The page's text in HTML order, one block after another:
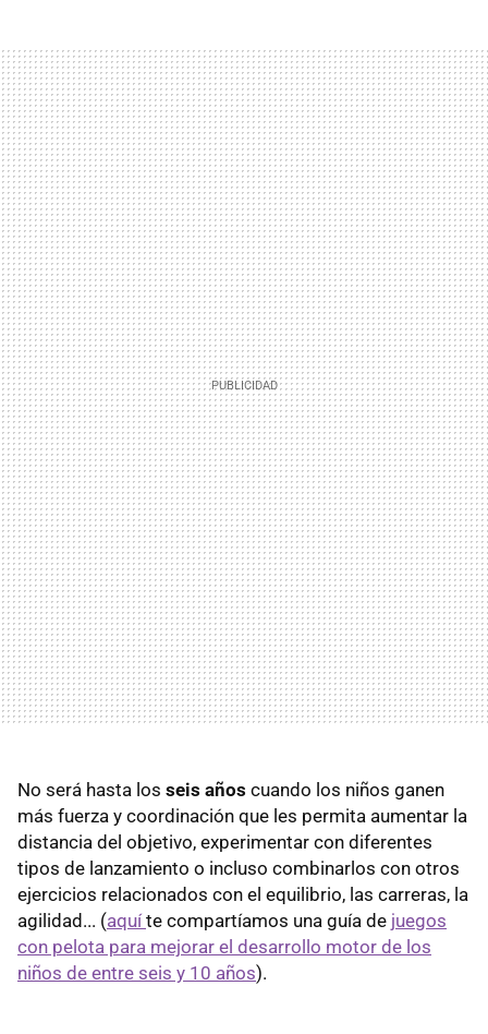
No será hasta los seis años cuando los niños ganen
más fuerza y coordinación que les permita aumentar la
distancia del objetivo, experimentar con diferentes
tipos de lanzamiento o incluso combinarlos con otros
ejercicios relacionados con el equilibrio, las carreras, la
agilidad... (aquíte compartíamos una guía de juegos
con pelota para mejorar el desarrollo motor de los
niños de entre seis y 10 años).